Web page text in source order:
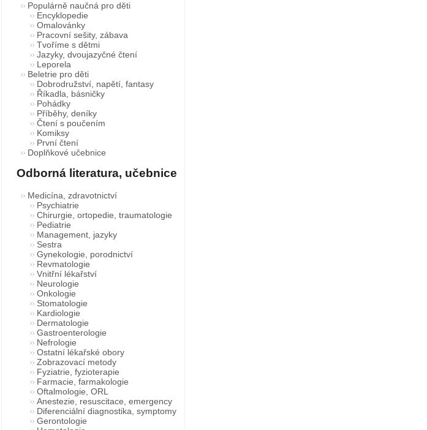
Populárně naučná pro děti
Encyklopedie
Omalovánky
Pracovní sešity, zábava
Tvoříme s dětmi
Jazyky, dvoujazyčné čtení
Leporela
Beletrie pro děti
Dobrodružství, napětí, fantasy
Říkadla, básničky
Pohádky
Příběhy, deníky
Čtení s poučením
Komiksy
První čtení
Doplňkové učebnice
Odborná literatura, učebnice
Medicína, zdravotnictví
Psychiatrie
Chirurgie, ortopedie, traumatologie
Pediatrie
Management, jazyky
Sestra
Gynekologie, porodnictví
Revmatologie
Vnitřní lékařství
Neurologie
Onkologie
Stomatologie
Kardiologie
Dermatologie
Gastroenterologie
Nefrologie
Ostatní lékařské obory
Zobrazovací metody
Fyziatrie, fyzioterapie
Farmacie, farmakologie
Oftalmologie, ORL
Anestezie, resuscitace, emergency
Diferenciální diagnostika, symptomy
Gerontologie